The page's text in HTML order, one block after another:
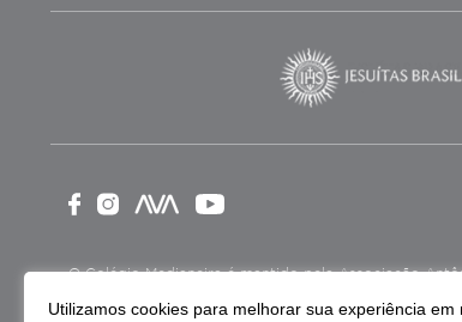
O Colégio Medianeira é mantido pela Associação
Utilizamos cookies para melhorar sua experiência